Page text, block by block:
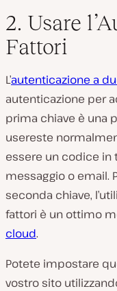
2. Usare
Fattori
L’autenticazione a
autenticazione per
prima chiave è una
usereste
essere un codice in
messaggio o email.
seconda chiave,
fattori è un ottimo
cloud.
Potete impostare
vostro sito